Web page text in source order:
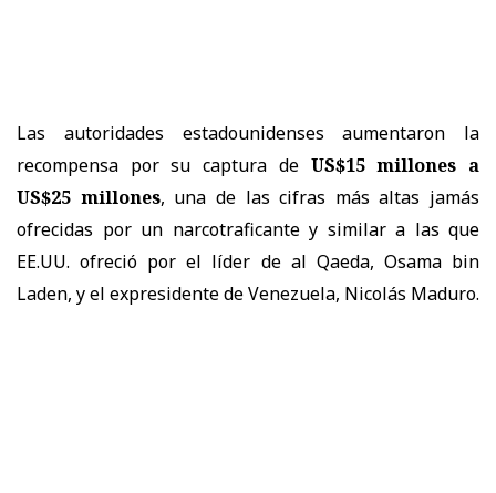
Las autoridades estadounidenses aumentaron la
recompensa por su captura de US$15 millones a
US$25 millones, una de las cifras más altas jamás
ofrecidas por un narcotraficante y similar a las que
EE.UU. ofreció por el líder de al Qaeda, Osama bin
Laden, y el expresidente de Venezuela, Nicolás Maduro.